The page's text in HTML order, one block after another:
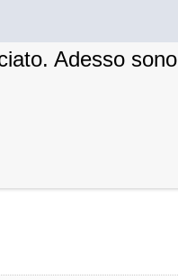
Adesso sono